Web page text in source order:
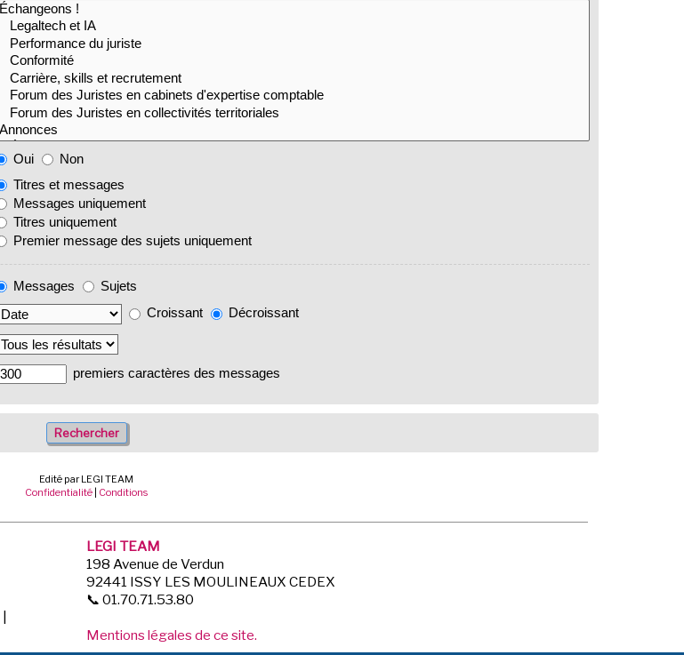
Oui
Non
Titres et messages
Messages uniquement
Titres uniquement
Premier message des sujets uniquement
Messages
Sujets
Croissant
Décroissant
premiers caractères des messages
Edité par LEGI TEAM
Confidentialité | Conditions
LEGI TEAM
198 Avenue de Verdun
92441 ISSY LES MOULINEAUX CEDEX
📞 01.70.71.53.80
Mentions légales de ce site.